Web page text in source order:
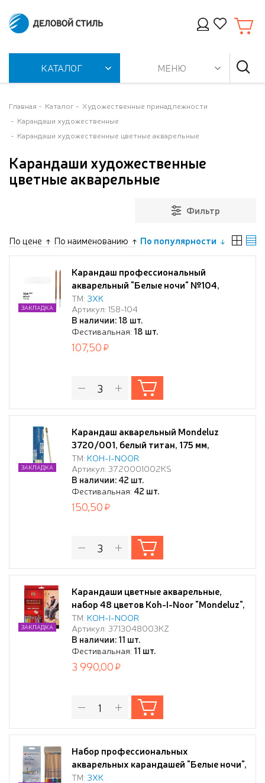
КАТАЛОГ МЕНЮ
Главная Каталог
Художественные принадлежности
Карандаши художественные
Карандаши художественные цветные акварельные
Карандаши художественные
цветные акварельные
Фильтр
По цене По наименованию По популярности
Карандаш профессиональный
акварельный "Белые ночи" №104,
белый
ТМ: ЗХК
Артикул: 158-104
В наличии: 18 шт.
Фестивальная: 18 шт.
ЗАКЛАДКА
107,50
Карандаш акварельный Mondeluz
3720/001, белый титан, 175 мм,
грифель 3.8 мм
ТМ: KOH-I-NOОR
Артикул: 3720001002KS
В наличии: 42 шт.
Фестивальная: 42 шт.
ЗАКЛАДКА
150,50
Карандаши цветные акварельные,
набор 48 цветов Koh-I-Noor "Mondeluz",
кисть+точилка, картонная коробка с
европодвесом
ТМ: KOH-I-NOОR
Артикул: 3713048003KZ
В наличии: 11 шт.
Фестивальная: 11 шт.
ЗАКЛАДКА
3 990,00
Набор профессиональных
акварельных карандашей "Белые ночи",
12 цветов, в картонной коробке
ТМ: ЗХК